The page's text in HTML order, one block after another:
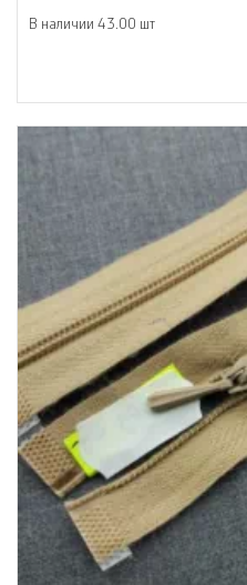
В наличии 43.00 шт